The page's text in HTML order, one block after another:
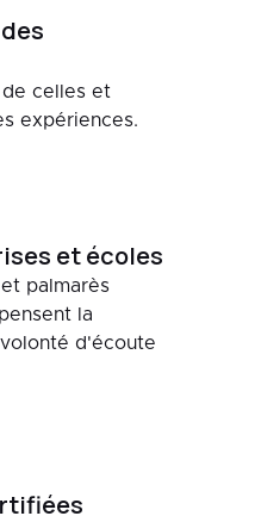
de celles et
expériences.
et écoles
palmarès
la
d'écoute